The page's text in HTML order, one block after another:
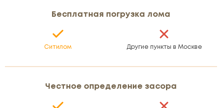
Бесплатная погрузка лома
Ситилом Другие пункты в Москве
Честное определение засора